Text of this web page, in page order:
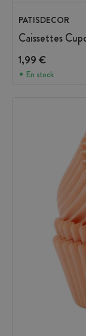
PATISDECOR
Caissettes
1,99 €
En stock